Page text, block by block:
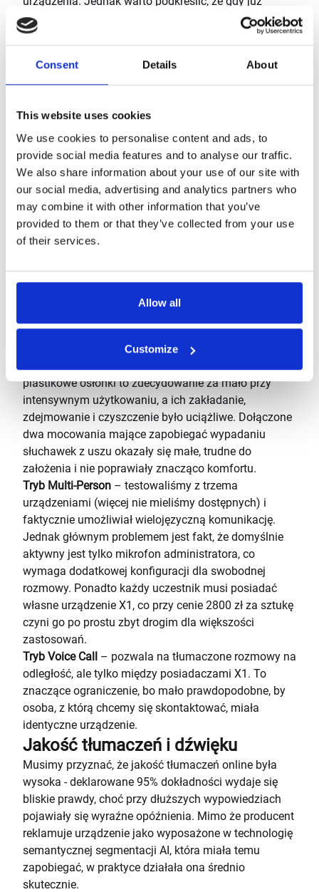
Consent Details About
This website uses cookies
We use cookies to personalise content and ads, to
provide social media features and to analyse our traffic.
We also share information about your use of our site with
our social media, advertising and analytics partners who
may combine it with other information that you’ve
provided to them or that they’ve collected from your use
of their services.
Allow all
Customize
przebrniemy przez konfigurację, urządzenie działa
bardzo płynnie i intuicyjnie.
Funkcje i tryby pracy
Tryb Listen & Play
– to zdecydowanie jaśniejszy punkt
położyć urządzenie na stole, by otrzymywać
tłumaczenie bezpośrednio do słuchawek. Jakość
tłumaczenia była dobra, choć przy szybszych
wypowiedziach pojawiały się drobne opóźnienia.
Tryb Ask & Go – również spisał się dobrze.
Przytrzymanie przycisku i wypowiedzenie frazy w
jednym języku skutkowało szybkim przetłumaczeniem
Tryb One-on-One (1:1)– umożliwia rozmowę twarzą w
twarz z osobą mówiącą innym językiem, gdzie każdy
napotkaliśmy pierwszy poważny problem - słuchawki
douszne budziły wątpliwości higieniczne przy
plastikowe osłonki to zdecydowanie za mało przy
intensywnym użytkowaniu, a ich zakładanie,
zdejmowanie i czyszczenie było uciążliwe. Dołączone
dwa mocowania mające zapobiegać wypadaniu
słuchawek z uszu okazały się małe, trudne do
założenia i nie poprawiały znacząco komfortu.
Tryb Multi-Person – testowaliśmy z trzema
urządzeniami (więcej nie mieliśmy dostępnych) i
faktycznie umożliwiał wielojęzyczną komunikację.
Jednak głównym problemem jest fakt, że domyślnie
aktywny jest tylko mikrofon administratora, co
wymaga dodatkowej konfiguracji dla swobodnej
rozmowy. Ponadto każdy uczestnik musi posiadać
własne urządzenie X1, co przy cenie 2800 zł za sztukę
czyni go po prostu zbyt drogim dla większości
zastosowań.
Tryb Voice Call – pozwala na tłumaczone rozmowy na
odległość, ale tylko między posiadaczami X1. To
znaczące ograniczenie, bo mało prawdopodobne, by
osoba, z którą chcemy się skontaktować, miała
identyczne urządzenie.
Jakość tłumaczeń i dźwięku
Musimy przyznać, że jakość tłumaczeń online była
wysoka - deklarowane 95% dokładności wydaje się
bliskie prawdy, choć przy dłuższych wypowiedziach
pojawiały się wyraźne opóźnienia. Mimo że producent
reklamuje urządzenie jako wyposażone w technologię
semantycznej segmentacji AI, która miała temu
zapobiegać, w praktyce działała ona średnio
skutecznie.